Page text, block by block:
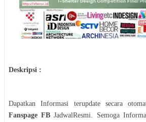
Deskripsi :
Dapatkan Informasi terupdate secara
Fanspage FB JadwalResmi. Semoga